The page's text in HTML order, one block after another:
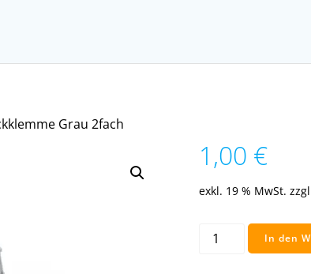
Grau 2fach
1,00 €
exkl. 19 % MwSt.
Schraub-
Steckklemme
In den